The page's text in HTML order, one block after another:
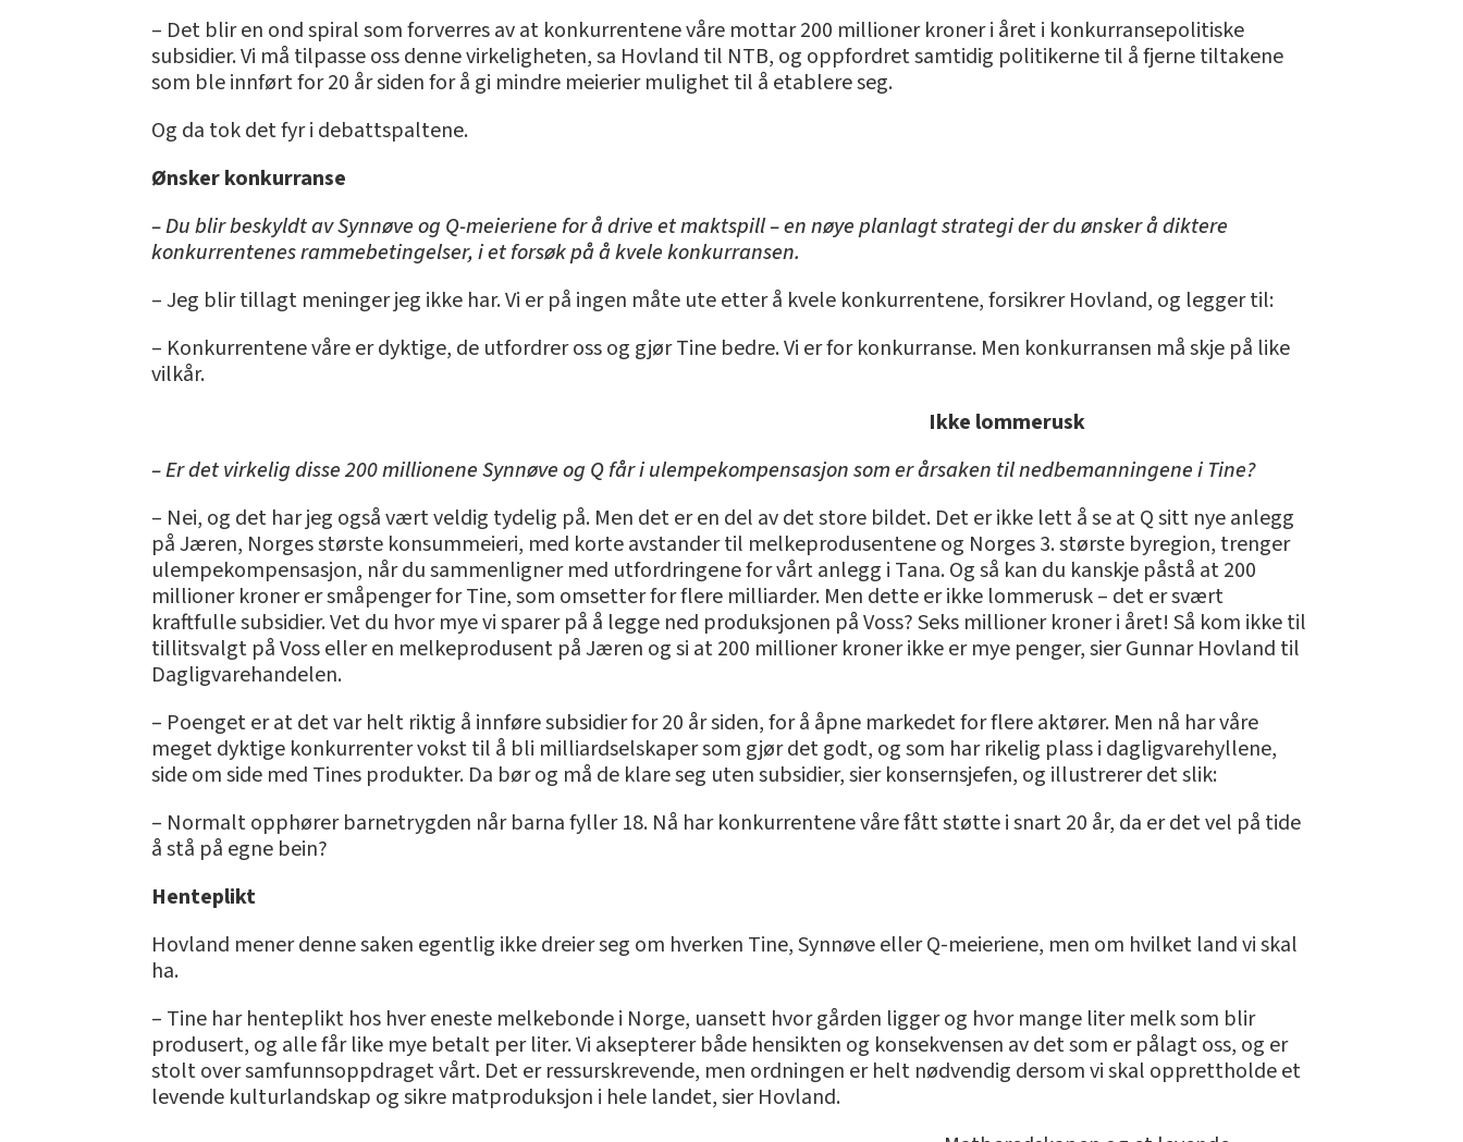
– Det blir en ond spiral som forverres av at konkurrentene våre mottar 200 millioner kroner i året i konkurransepolitiske
subsidier. Vi må tilpasse oss denne virkeligheten, sa Hovland til NTB, og oppfordret samtidig politikerne til å fjerne tiltakene
som ble innført for 20 år siden for å gi mindre meierier mulighet til å etablere seg.
Og da tok det fyr i debattspaltene.
Ønsker konkurranse
– Du blir beskyldt av Synnøve og Q-meieriene for å drive et maktspill – en nøye planlagt strategi der du ønsker å diktere
konkurrentenes rammebetingelser, i et forsøk på å kvele konkurransen.
– Jeg blir tillagt meninger jeg ikke har. Vi er på ingen måte ute etter å kvele konkurrentene, forsikrer Hovland, og legger til:
– Konkurrentene våre er dyktige, de utfordrer oss og gjør Tine bedre. Vi er for konkurranse. Men konkurransen må skje på like
vilkår.
Ikke lommerusk
– Er det virkelig disse 200 millionene Synnøve og Q får i ulempekompensasjon som er årsaken til nedbemanningene i Tine?
– Nei, og det har jeg også vært veldig tydelig på. Men det er en del av det store bildet. Det er ikke lett å se at Q sitt nye anlegg
på Jæren, Norges største konsummeieri, med korte avstander til melkeprodusentene og Norges 3. største byregion, trenger
ulempekompensasjon, når du sammenligner med utfordringene for vårt anlegg i Tana. Og så kan du kanskje påstå at 200
millioner kroner er småpenger for Tine, som omsetter for flere milliarder. Men dette er ikke lommerusk – det er svært
kraftfulle subsidier. Vet du hvor mye vi sparer på å legge ned produksjonen på Voss? Seks millioner kroner i året! Så kom ikke til
tillitsvalgt på Voss eller en melkeprodusent på Jæren og si at 200 millioner kroner ikke er mye penger, sier Gunnar Hovland til
Dagligvarehandelen.
– Poenget er at det var helt riktig å innføre subsidier for 20 år siden, for å åpne markedet for flere aktører. Men nå har våre
meget dyktige konkurrenter vokst til å bli milliardselskaper som gjør det godt, og som har rikelig plass i dagligvarehyllene,
side om side med Tines produkter. Da bør og må de klare seg uten subsidier, sier konsernsjefen, og illustrerer det slik:
– Normalt opphører barnetrygden når barna fyller 18. Nå har konkurrentene våre fått støtte i snart 20 år, da er det vel på tide
å stå på egne bein?
Henteplikt
Hovland mener denne saken egentlig ikke dreier seg om hverken Tine, Synnøve eller Q-meieriene, men om hvilket land vi skal
ha.
– Tine har henteplikt hos hver eneste melkebonde i Norge, uansett hvor gården ligger og hvor mange liter melk som blir
produsert, og alle får like mye betalt per liter. Vi aksepterer både hensikten og konsekvensen av det som er pålagt oss, og er
stolt over samfunnsoppdraget vårt. Det er ressurskrevende, men ordningen er helt nødvendig dersom vi skal opprettholde et
levende kulturlandskap og sikre matproduksjon i hele landet, sier Hovland.